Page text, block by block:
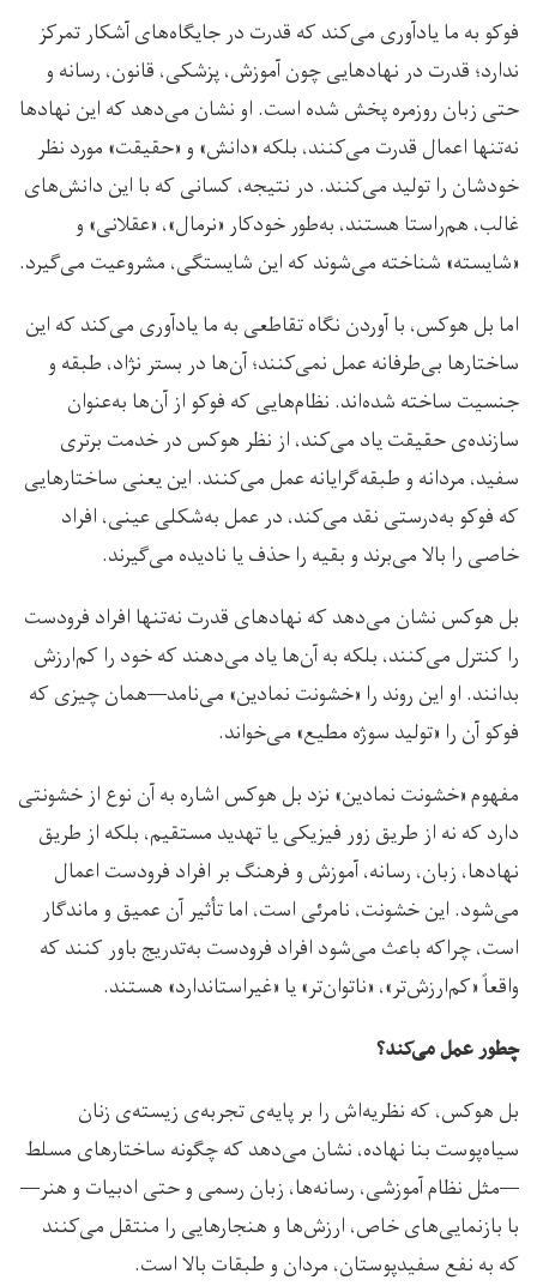
فوکو به ما یادآوری می‌کند که قدرت در جایگاه‌های آشکار تمرکز
ندارد؛ قدرت در نهادهایی چون آموزش، پزشکی، قانون، رسانه و
حتی زبان روزمره پخش شده است. او نشان می‌دهد که این نهادها
نه‌تنها اعمال قدرت می‌کنند، بلکه «دانش» و «حقیقت» مورد نظر
خودشان را تولید می‌کنند. در نتیجه، کسانی که با این دانش‌های
غالب، هم‌راستا هستند، به‌طور خودکار «نرمال»، «عقلانی» و
«شایسته» شناخته می‌شوند که این شایستگی، مشروعیت می‌گیرد.
اما بل هوکس، با آوردن نگاه تقاطعی به ما یادآوری می‌کند که این
ساختارها بی‌طرفانه عمل نمی‌کنند؛ آن‌ها در بستر نژاد، طبقه و
جنسیت ساخته شده‌اند. نظام‌هایی که فوکو از آن‌ها به‌عنوان
سازنده‌ی حقیقت یاد می‌کند، از نظر هوکس در خدمت برتری
سفید، مردانه و طبقه‌گرایانه عمل می‌کنند. این یعنی ساختارهایی
که فوکو به‌درستی نقد می‌کند، در عمل به‌شکلی عینی، افراد
خاصی را بالا می‌برند و بقیه را حذف یا نادیده می‌گیرند.
بل هوکس نشان می‌دهد که نهادهای قدرت نه‌تنها افراد فرودست
را کنترل می‌کنند، بلکه به آن‌ها یاد می‌دهند که خود را کم‌ارزش
بدانند. او این روند را «خشونت نمادین» می‌نامد—همان چیزی که
فوکو آن را «تولید سوژه مطیع» می‌خواند.
مفهوم «خشونت نمادین» نزد بل هوکس اشاره به آن نوع از خشونتی
دارد که نه از طریق زور فیزیکی یا تهدید مستقیم، بلکه از طریق
نهادها، زبان، رسانه، آموزش و فرهنگ بر افراد فرودست اعمال
می‌شود. این خشونت، نامرئی است، اما تأثیر آن عمیق و ماندگار
است، چراکه باعث می‌شود افراد فرودست به‌تدریج باور کنند که
واقعاً «کم‌ارزش‌تر»، «ناتوان‌تر» یا «غیراستاندارد» هستند.
چطور عمل می‌کند؟
بل هوکس، که نظریه‌اش را بر پایه‌ی تجربه‌ی زیسته‌ی زنان
سیاه‌پوست بنا نهاده، نشان می‌دهد که چگونه ساختارهای مسلط
—مثل نظام آموزشی، رسانه‌ها، زبان رسمی و حتی ادبیات و هنر—
با بازنمایی‌های خاص، ارزش‌ها و هنجارهایی را منتقل می‌کنند
که به نفع سفیدپوستان، مردان و طبقات بالا است.